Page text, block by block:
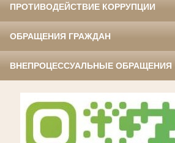
ПРОТИВОДЕЙСТВИЕ КОРРУПЦИИ
ОБРАЩЕНИЯ ГРАЖДАН
ВНЕПРОЦЕССУАЛЬНЫЕ ОБРАЩЕНИЯ